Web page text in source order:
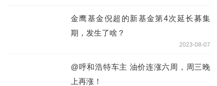
金鹰基金倪超的新基金第4次延长募集
期，发生了啥？
2023-08-07
@呼和浩特车主 油价连涨六周，周三晚
上再涨！